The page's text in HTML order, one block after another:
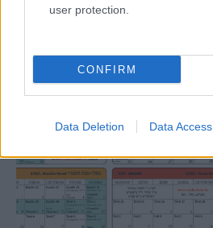
user protection.
CONFIRM
Data Deletion Data Access